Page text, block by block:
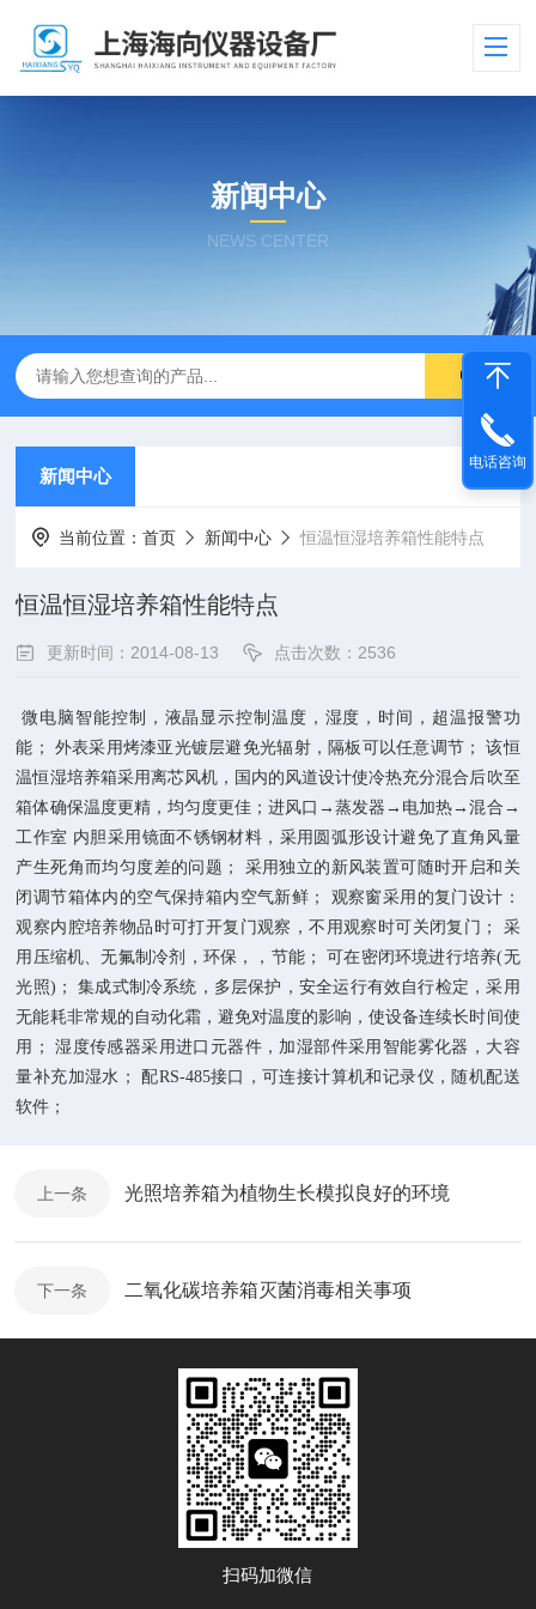
新闻中心
NEWS CENTER
新闻中心
当前位置：首页 新闻中心 恒温恒湿培养箱性能特点
恒温恒湿培养箱性能特点
更新时间：2014-08-13 点击次数：2536
微电脑智能控制，液晶显示控制温度，湿度，时间，超温报警功
能； 外表采用烤漆亚光镀层避免光辐射，隔板可以任意调节； 该恒
温恒湿培养箱采用离芯风机，国内的风道设计使冷热充分混合后吹至
箱体确保温度更精，均匀度更佳；进风口→蒸发器→电加热→混合→
工作室 内胆采用镜面不锈钢材料，采用圆弧形设计避免了直角风量
产生死角而均匀度差的问题； 采用独立的新风装置可随时开启和关
闭调节箱体内的空气保持箱内空气新鲜； 观察窗采用的复门设计：
观察内腔培养物品时可打开复门观察，不用观察时可关闭复门； 采
用压缩机、无氟制冷剂，环保，，节能； 可在密闭环境进行培养(无
光照)； 集成式制冷系统，多层保护，安全运行有效自行检定，采用
无能耗非常规的自动化霜，避免对温度的影响，使设备连续长时间使
用； 湿度传感器采用进口元器件，加湿部件采用智能雾化器，大容
量补充加湿水； 配RS-485接口，可连接计算机和记录仪，随机配送
软件；
上一条 光照培养箱为植物生长模拟良好的环境
下一条 二氧化碳培养箱灭菌消毒相关事项
扫码加微信
电话咨询